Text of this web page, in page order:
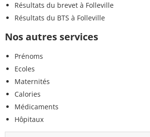
Résultats du brevet à Folleville
Résultats du BTS à Folleville
Nos autres services
Prénoms
Ecoles
Maternités
Calories
Médicaments
Hôpitaux